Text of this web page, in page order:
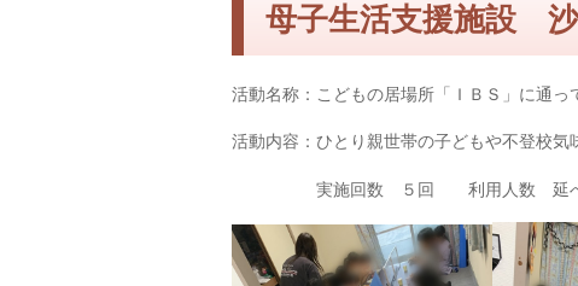
母子生活支援施設 沙
活動名称：こどもの居場所「ＩＢＳ」に通
活動内容：ひとり親世帯の子どもや不登校
実施回数 ５回 利用人数 延べ